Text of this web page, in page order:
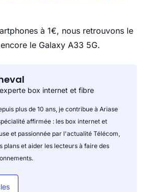
à 1€, nous retrouvons le
le Galaxy A33 5G.
box internet et fibre
plus de 10 ans, je contribue à Ariase
affirmée : les box internet et
et passionnée par l'actualité Télécom,
plans et aider les lecteurs à faire des